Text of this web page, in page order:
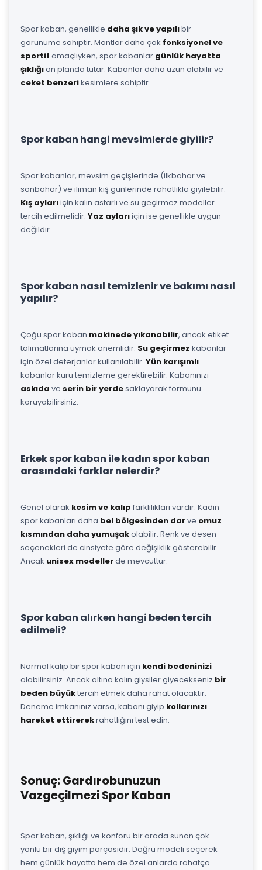
Spor kaban, genellikle daha şık ve yapılıbir
görünüme sahiptir. Montlar daha çok fonksiyonel ve
sportif amaçlıyken, spor kabanlar günlük hayatta
şıklığıön planda tutar. Kabanlar daha uzun olabilir ve
ceket benzerikesimlere sahiptir.
Spor kaban hangi mevsimlerde giyilir?
Spor kabanlar, mevsim geçişlerinde (ilkbahar ve
sonbahar) ve ılıman kış günlerinde rahatlıkla giyilebilir.
Kış aylarıiçin kalın astarlı ve su geçirmez modeller
tercih edilmelidir. Yaz aylarıiçin ise genellikle uygun
değildir.
Spor kaban nasıl temizlenir ve bakımı nasıl
yapılır?
Çoğu spor kaban makinede yıkanabilir, ancak etiket
talimatlarına uymak önemlidir. Su geçirmez kabanlar
için özel deterjanlar kullanılabilir. Yün karışımlı
kabanlar kuru temizleme gerektirebilir. Kabanınızı
askıda ve serin bir yerdesaklayarak formunu
koruyabilirsiniz.
Erkek spor kaban ile kadın spor kaban
arasındaki farklar nelerdir?
Genel olarak kesim ve kalıp farklılıkları vardır. Kadın
spor kabanları daha bel bölgesinden darve omuz
kısmından daha yumuşakolabilir. Renk ve desen
seçenekleri de cinsiyete göre değişiklik gösterebilir.
Ancak unisex modellerde mevcuttur.
Spor kaban alırken hangi beden tercih
edilmeli?
Normal kalıp bir spor kaban için kendi bedeninizi
alabilirsiniz. Ancak altına kalın giysiler giyecekseniz bir
beden büyüktercih etmek daha rahat olacaktır.
Deneme imkanınız varsa, kabanı giyip kollarınızı
hareket ettirerekrahatlığını test edin.
Sonuç: Gardırobunuzun
Vazgeçilmezi Spor Kaban
Spor kaban, şıklığı ve konforu bir arada sunan çok
yönlü bir dış giyim parçasıdır. Doğru modeli seçerek
hem günlük hayatta hem de özel anlarda rahatça